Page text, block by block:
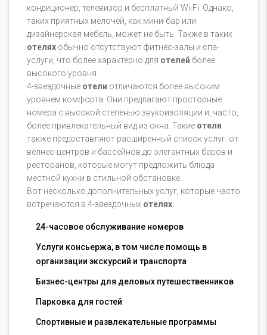
кондиционер, телевизор и бесплатный Wi-Fi. Однако,
таких приятных мелочей, как мини-бар или
дизайнерская мебель, может не быть. Также в таких
отелях обычно отсутствуют фитнес-залы и спа-
услуги, что более характерно для отелей более
высокого уровня.
4-звездочные отели отличаются более высоким
уровнем комфорта. Они предлагают просторные
номера с высокой степенью звукоизоляции и, часто,
более привлекательный вид из окна. Такие отели
также предоставляют расширенный список услуг: от
велнес-центров и бассейнов до элегантных баров и
ресторанов, которые могут предложить блюда
местной кухни в стильной обстановке.
Вот несколько дополнительных услуг, которые часто
встречаются в 4-звездочных отелях:
24-часовое обслуживание номеров
Услуги консьержа, в том числе помощь в
организации экскурсий и транспорта
Бизнес-центры для деловых путешественников
Парковка для гостей
Спортивные и развлекательные программы